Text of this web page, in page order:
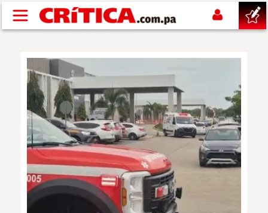
Pasar al contenido principal
SUCESOS
NACIONAL
POLÍTICA
SHOW